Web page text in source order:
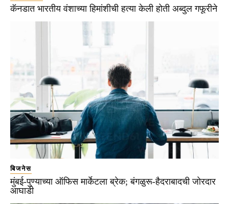
कॅनडात भारतीय वंशाच्या हिमांशीची हत्या केली होती अब्दुल गफूरीने
बिजनेस
मुंबई-पुण्याच्या ऑफिस मार्केटला ब्रेक; बंगळुरू-हैदराबादची जोरदार
आघाडी